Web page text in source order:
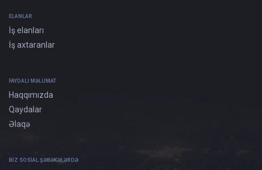
ELANLAR
İş elanları
İş axtaranlar
FAYDALI MƏLUMAT
Haqqımızda
Qaydalar
Əlaqə
BIZ SOSIAL ŞƏBƏKƏLƏRDƏ